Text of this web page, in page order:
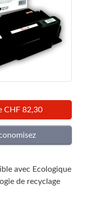
CHF 82,30
avec Ecologique
de recyclage